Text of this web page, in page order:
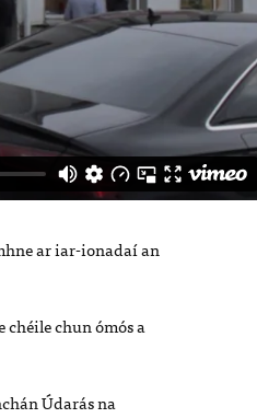
ar iar-ionadaí an
chun ómós a
Údarás na